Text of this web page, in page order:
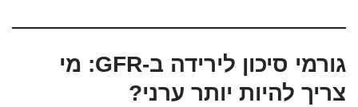
גורמי סיכון לירידה ב-GFR: מי
צריך להיות יותר ערני?